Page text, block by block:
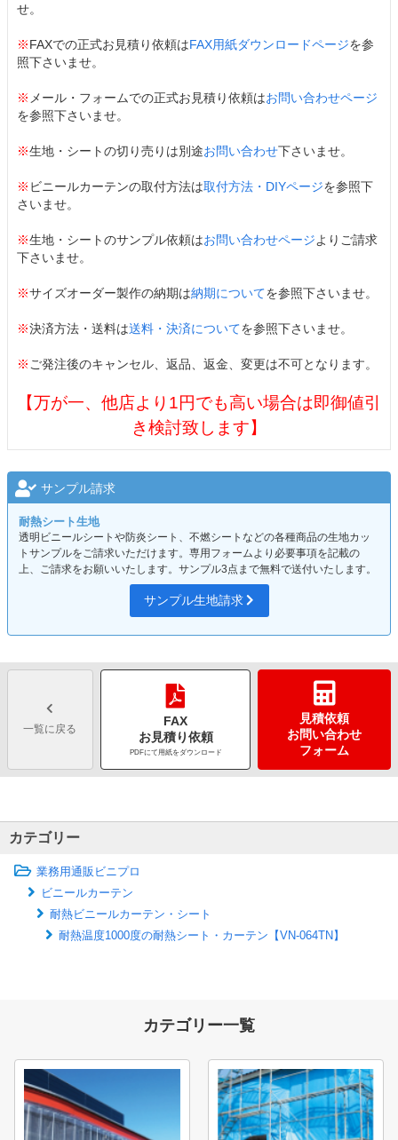
せ。
※FAXでの正式お見積り依頼はFAX用紙ダウンロードページを参
照下さいませ。
※ メール・フォームでの正式お見積り依頼はお問い合わせページ
を参照下さいませ。
※生地・シートの切り売りは別途お問い合わせ下さいませ。
※ ビニールカーテンの取付方法は取付方法・DIYページを参照下
さいませ。
※生地・シートのサンプル依頼はお問い合わせページよりご請求
下さいませ。
※サイズオーダー製作の納期は納期についてを参照下さいませ。
※決済方法・送料は送料・決済についてを参照下さいませ。
※ご発注後のキャンセル、返品、返金、変更は不可となります。
【万が一、他店より1円でも高い場合は即御値引
き検討致します】
サンプル請求
耐熱シート生地
透明ビニールシートや防炎シート、不燃シートなどの各種商品の生地カッ
トサンプルをご請求いただけます。専用フォームより必要事項を記載の
上、ご請求をお願いいたします。サンプル3点まで無料で送付いたします。
サンプル生地請求
一覧に戻る
FAX
お見積り依頼
PDFにて用紙をダウンロード
見積依頼
お問い合わせ
フォーム
カテゴリー
業務用通販ビニプロ
ビニールカーテン
耐熱ビニールカーテン・シート
耐熱温度1000度の耐熱シート・カーテン【VN-064TN】
カテゴリー一覧